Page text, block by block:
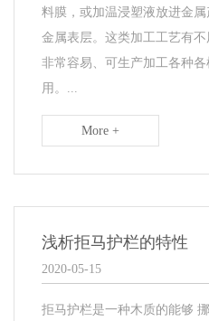
料膜，或加温浸塑液放进金
金属表层。这类加工工艺有
非常容易、可生产加工各种
用。...
More +
浅析拒马护栏的特性
2020-05-15
拒马护栏是一种木质的能够